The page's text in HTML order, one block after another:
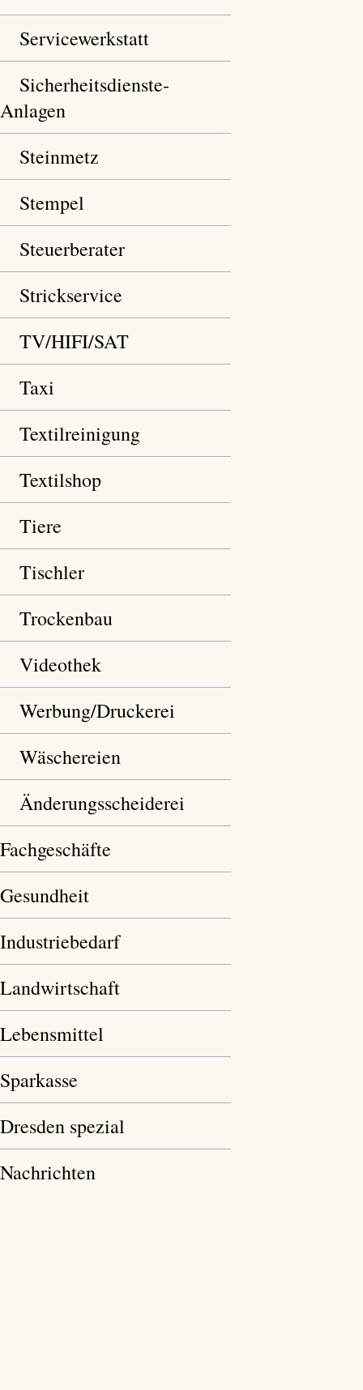
Servicewerkstatt
Sicherheitsdienste-
Anlagen
Steinmetz
Stempel
Steuerberater
Strickservice
TV/HIFI/SAT
Taxi
Textilreinigung
Textilshop
Tiere
Tischler
Trockenbau
Videothek
Werbung/Druckerei
Wäschereien
Änderungsscheiderei
Fachgeschäfte
Gesundheit
Industriebedarf
Landwirtschaft
Lebensmittel
Sparkasse
Dresden spezial
Nachrichten